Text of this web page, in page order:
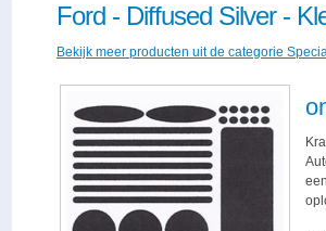
Ford - Diffused Silver -
Bekijk meer producten uit de categorie